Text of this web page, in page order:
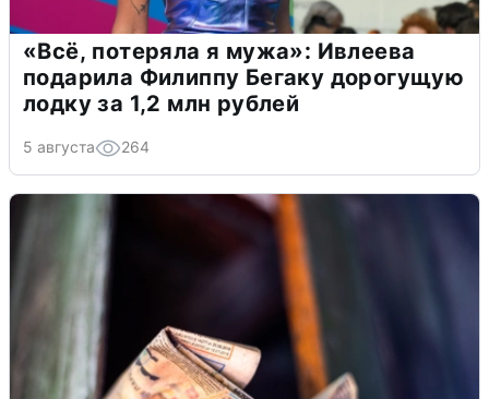
«Всё, потеряла я мужа»: Ивлеева
подарила Филиппу Бегаку дорогущую
лодку за 1,2 млн рублей
5 августа 264